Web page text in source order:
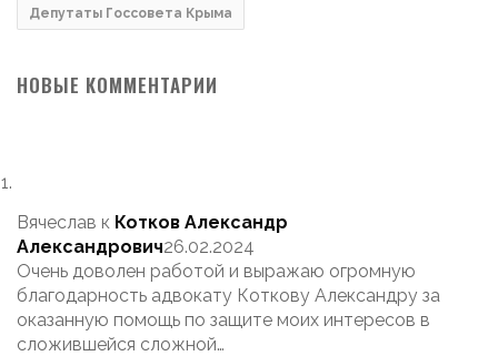
Депутаты Госсовета Крыма
НОВЫЕ КОММЕНТАРИИ
Вячеслав к Котков Александр
Александрович26.02.2024
Очень доволен работой и выражаю огромную
благодарность адвокату Коткову Александру за
оказанную помощь по защите моих интересов в
сложившейся сложной…